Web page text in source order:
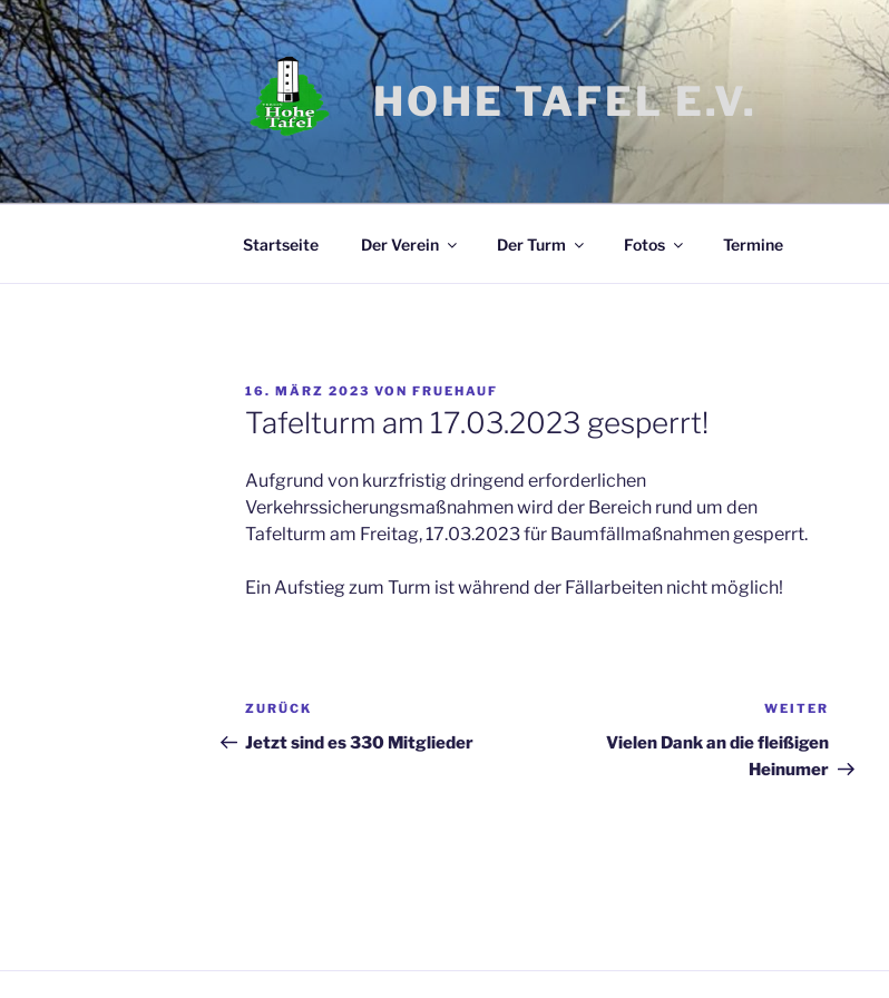
Zum
Inhalt
springen
HOHE TAFEL E.V.
Startseite Der Verein Der Turm Fotos Termine
VERÖFFENTLICHT
AM
16. MÄRZ 2023 VON FRUEHAUF
Tafelturm am 17.03.2023 gesperrt!
Aufgrund von kurzfristig dringend erforderlichen
Verkehrssicherungsmaßnahmen wird der Bereich rund um den
Tafelturm am Freitag, 17.03.2023 für Baumfällmaßnahmen gesperrt.
Ein Aufstieg zum Turm ist während der Fällarbeiten nicht möglich!
Beitragsnavigation
Vorheriger
Beitrag
ZURÜCK
Jetzt sind es 330 Mitglieder
Beitrag
WEITER
Vielen Dank an die fleißigen
Heinumer